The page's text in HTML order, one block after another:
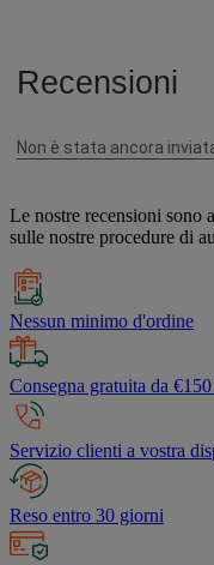
Le nostre recensioni sono
sulle nostre procedure di
Nessun minimo d'ordine
Consegna gratuita da
Servizio clienti a vostra
Reso entro 30 giorni